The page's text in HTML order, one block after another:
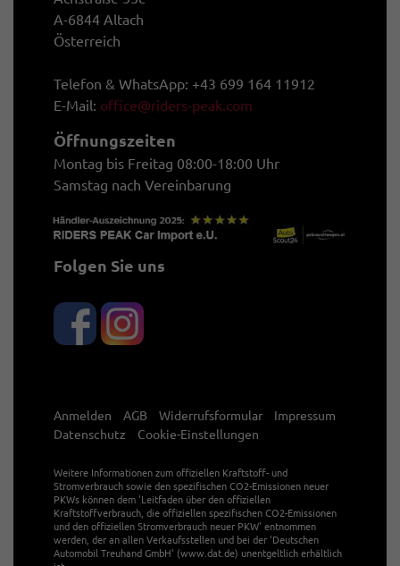
A-6844 Altach
Österreich
Telefon & WhatsApp: +43 699 164 11912
E-Mail: office@riders-peak.com
Öffnungszeiten
Montag bis Freitag 08:00-18:00 Uhr
Samstag nach Vereinbarung
Folgen Sie uns
Anmelden AGB Widerrufsformular
Impressum
Datenschutz
Cookie-Einstellungen
Weitere Informationen zum offiziellen Kraftstoff- und
Stromverbrauch sowie den spezifischen CO2-Emissionen neuer
PKWs können dem 'Leitfaden über den offiziellen
Kraftstoffverbrauch, die offiziellen spezifischen CO2-Emissionen
und den offiziellen Stromverbrauch neuer PKW' entnommen
werden, der an allen Verkaufsstellen und bei der 'Deutschen
Automobil Treuhand GmbH' (www.dat.de) unentgeltlich erhältlich